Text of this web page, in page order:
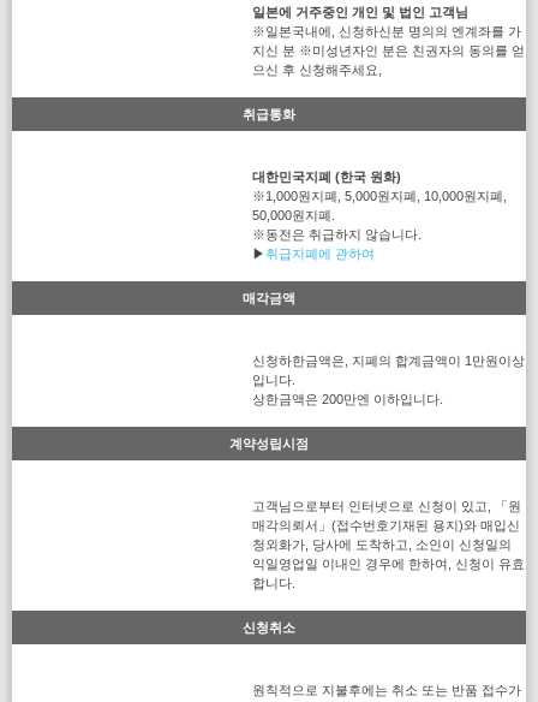
일본에 거주중인 개인 및 법인 고객님
※일본국내에, 신청하신분 명의의 엔계좌를 가
지신 분 ※미성년자인 분은 친권자의 동의를 얻
으신 후 신청해주세요,
취급통화
대한민국지폐 (한국 원화)
※1,000원지폐, 5,000원지폐, 10,000원지폐,
50,000원지폐.
※동전은 취급하지 않습니다.
▶취급지폐에 관하여
매각금액
신청하한금액은, 지폐의 합계금액이 1만원이상
입니다.
상한금액은 200만엔 이하입니다.
계약성립시점
고객님으로부터 인터넷으로 신청이 있고, 「원
매각의뢰서」(접수번호기재된 용지)와 매입신
청외화가, 당사에 도착하고, 소인이 신청일의
익일영업일 이내인 경우에 한하여, 신청이 유효
합니다.
신청취소
원칙적으로 지불후에는 취소 또는 반품 접수가